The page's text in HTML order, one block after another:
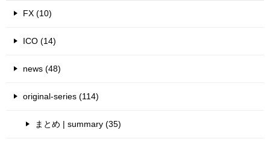
FX (10)
ICO (14)
news (48)
original-series (114)
まとめ | summary (35)